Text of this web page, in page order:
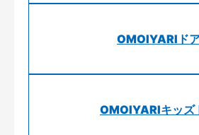
OMOIYARIド
OMOIYARIキッズ